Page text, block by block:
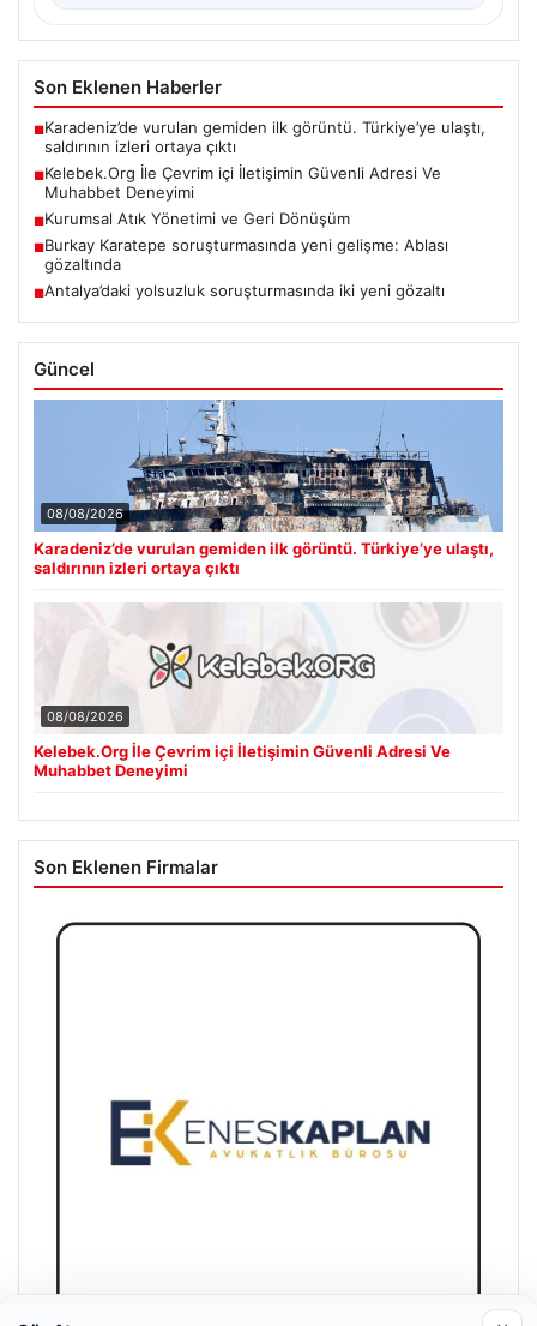
Son Eklenen Haberler
■Karadeniz’de vurulan gemiden ilk görüntü. Türkiye’ye ulaştı,
saldırının izleri ortaya çıktı
■Kelebek.Org İle Çevrim içi İletişimin Güvenli Adresi Ve
Muhabbet Deneyimi
■Kurumsal Atık Yönetimi ve Geri Dönüşüm
■Burkay Karatepe soruşturmasında yeni gelişme: Ablası
gözaltında
■Antalya’daki yolsuzluk soruşturmasında iki yeni gözaltı
Güncel
08/08/2026
Karadeniz’de vurulan gemiden ilk görüntü. Türkiye’ye ulaştı,
saldırının izleri ortaya çıktı
08/08/2026
Kelebek.Org İle Çevrim içi İletişimin Güvenli Adresi Ve
Muhabbet Deneyimi
Son Eklenen Firmalar